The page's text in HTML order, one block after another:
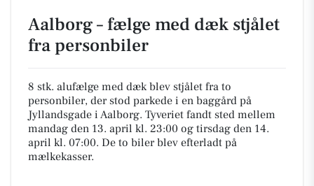
Aalborg – fælge med dæk stjålet
fra personbiler
8 stk. alufælge med dæk blev stjålet fra to
personbiler, der stod parkede i en baggård på
Jyllandsgade i Aalborg. Tyveriet fandt sted mellem
mandag den 13. april kl. 23:00 og tirsdag den 14.
april kl. 07:00. De to biler blev efterladt på
mælkekasser.